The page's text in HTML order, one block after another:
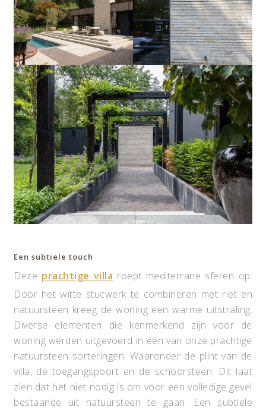
Een subtiele touch
Deze prachtige villa roept mediterrane sferen op.
Door het witte stucwerk te combineren met riet en
natuursteen kreeg de woning een warme uitstraling.
Diverse elementen die kenmerkend zijn voor de
woning werden uitgevoerd in één van onze prachtige
natuursteen sorteringen. Waaronder de plint van de
villa, de toegangspoort en de schoorsteen. Dit laat
zien dat het niet nodig is om voor een volledige gevel
bestaande uit natuursteen te gaan. Een subtiele